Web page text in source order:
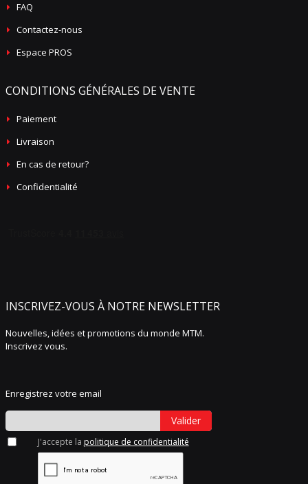
FAQ
Contactez-nous
Espace PROS
CONDITIONS GÉNÉRALES DE VENTE
Paiement
Livraison
En cas de retour?
Confidentialité
INSCRIVEZ-VOUS À NOTRE NEWSLETTER
Nouvelles, idées et promotions du monde MTM.
Inscrivez vous.
Enregistrez votre email
Valider
J'accepte la politique de confidentialité